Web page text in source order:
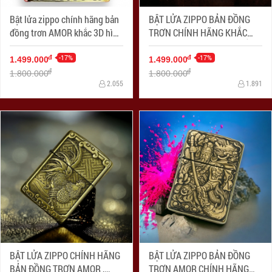
Bật lửa zippo chính hãng bản
đồng trơn AMOR khắc 3D hình
tuổi hổ siêu sắc nét
1.499.000đ -17%
1.800.000đ
2.055
BẬT LỬA ZIPPO BẢN ĐỒNG
TRƠN CHÍNH HÃNG KHẮC
HÌNH 3D CÁ CHÉP SIÊU SẮC
NÉT
1.499.000đ -17%
1.800.000đ
1.891
BẬT LỬA ZIPPO CHÍNH HÃNG
BẢN ĐỒNG TRƠN AMOR ,
BẬT LỬA ZIPPO BẢN ĐỒNG
TRƠN AMOR CHÍNH HÃNG